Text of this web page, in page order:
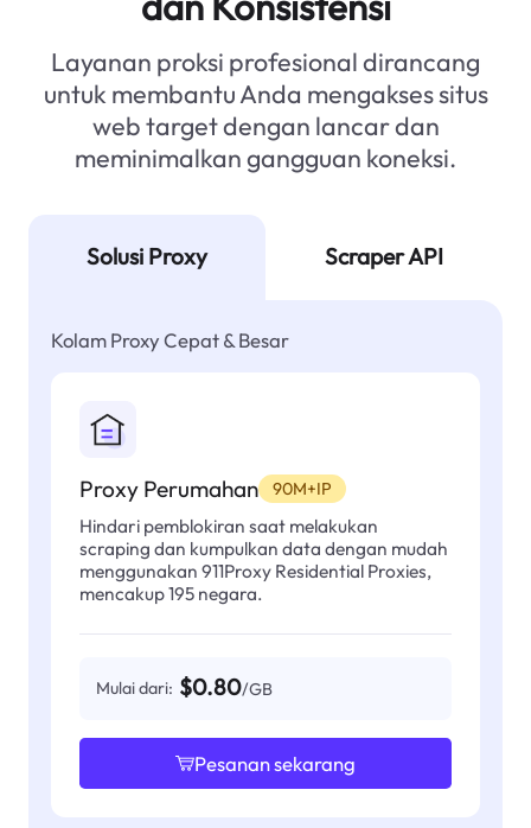
Layanan proksi profesional dirancang
untuk membantu Anda mengakses situs
web target dengan lancar dan
meminimalkan gangguan koneksi.
Solusi Proxy Scraper API
Kolam Proxy Cepat & Besar
Proxy Perumahan 90M+IP
Hindari pemblokiran saat melakukan
scraping dan kumpulkan data dengan mudah
menggunakan 911Proxy Residential Proxies,
mencakup 195 negara.
Mulai dari: $0.80/GB
Pesanan sekarang